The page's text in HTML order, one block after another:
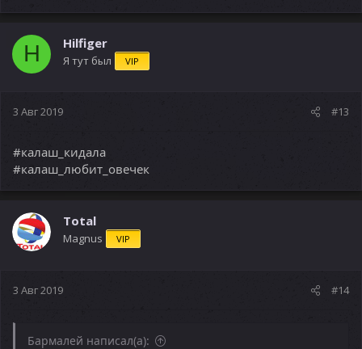
H Hilfiger
Я тут был VIP
3 Авг 2019 #13
#калаш_кидала
#калаш_любит_овечек
Total
Magnus VIP
3 Авг 2019 #14
Бармалей написал(а):